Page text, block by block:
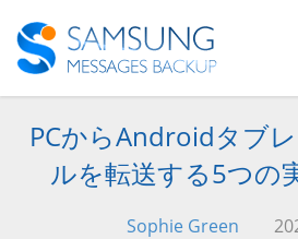
PCからAndroidタブ
ルを転送する5つの
Sophie Green